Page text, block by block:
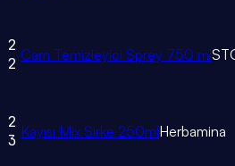
2
2 Cam Temizleyici Sprey 750 ml
2
3 Kayısı Mix Sirke 250mlHerbamina